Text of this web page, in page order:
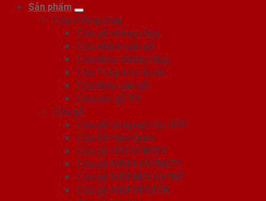
Sản phẩm
Cửa chống cháy
Cửa gỗ chống cháy
Cửa nhôm vân gỗ
Cửa thép chống cháy
Cửa Thép Hàn Quốc
Cửa thép vân gỗ
Cửa vân gỗ 5D
Cửa gỗ
Cửa gỗ công nghiệp HDF
Cửa Gỗ Hàn Quốc
Cửa gỗ HDF VENEER
Cửa gỗ MDF LAMINATE
Cửa gỗ MDF MELAMINE
Cửa gỗ MDF VENEER